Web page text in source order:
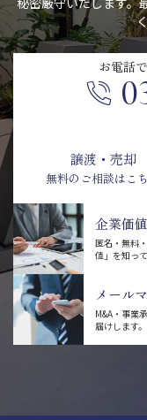
お電話
譲渡・売却
無料のご相談はこ
企業価
匿名・無料
値」を知っ
メール
M&A・事業
届けします。